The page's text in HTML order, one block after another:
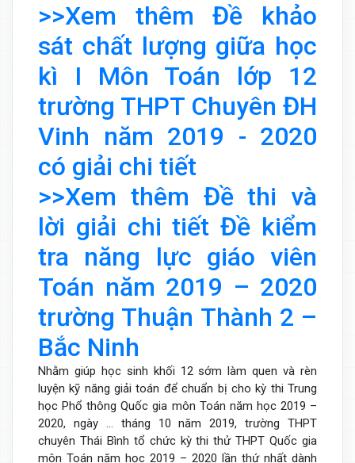
>>Xem thêm Đề khảo
sát chất lượng giữa học
kì I Môn Toán lớp 12
trường THPT Chuyên ĐH
Vinh năm 2019 - 2020
có giải chi tiết
>>Xem thêm Đề thi và
lời giải chi tiết Đề kiểm
tra năng lực giáo viên
Toán năm 2019 – 2020
trường Thuận Thành 2 –
Bắc Ninh
Nhằm giúp học sinh khối 12 sớm làm quen và rèn
luyện kỹ năng giải toán để chuẩn bị cho kỳ thi Trung
học Phổ thông Quốc gia môn Toán năm học 2019 –
2020, ngày … tháng 10 năm 2019, trường THPT
chuyên Thái Bình tổ chức kỳ thi thử THPT Quốc gia
môn Toán năm học 2019 – 2020 lần thứ nhất dành